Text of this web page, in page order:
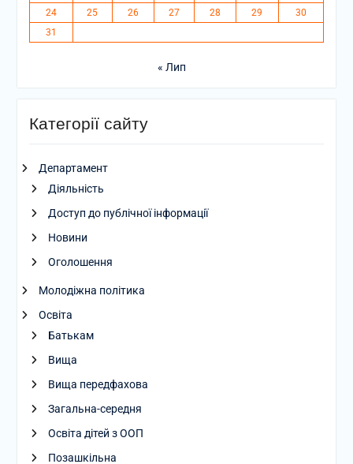
24
25 26 27 28 29
30
31
« Лип
Категорії сайту
Департамент
Діяльність
Доступ до публічної інформації
Новини
Оголошення
Молодіжна політика
Освіта
Батькам
Вища
Вища передфахова
Загальна-середня
Освіта дітей з ООП
Позашкільна